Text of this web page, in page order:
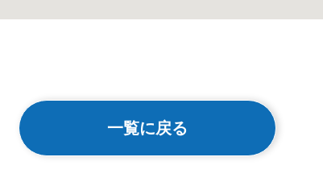
一覧に戻る